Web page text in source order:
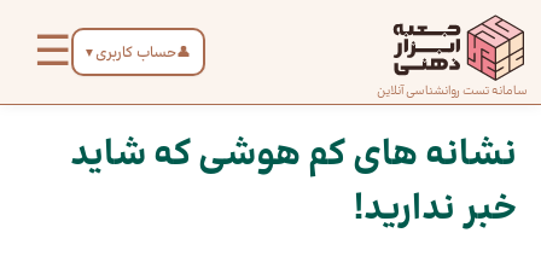
محتوا
سامانه تست روانشناسی آنلاین
👤حساب کاربری ▼
☰
صفحه
اصلی
درباره
نشانه های کم هوشی که شاید
خبر ندارید!
پیمایش
نوشته